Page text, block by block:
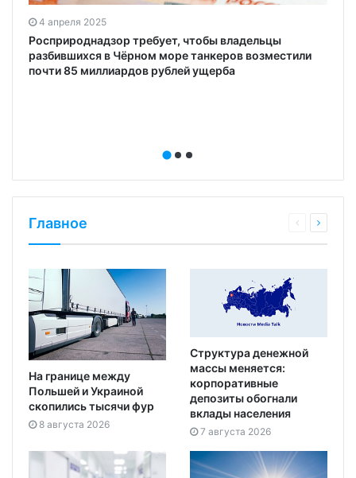
4 апреля 2025
Росприроднадзор требует, чтобы владельцы
разбившихся в Чёрном море танкеров возместили
почти 85 миллиардов рублей ущерба
Главное
На границе между
Польшей и Украиной
скопились тысячи фур
8 августа 2026
Структура денежной
массы меняется:
корпоративные
депозиты обогнали
вклады населения
7 августа 2026